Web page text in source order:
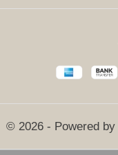
© 2026 - Powered by